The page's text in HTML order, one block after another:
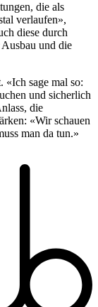
die als
verlaufen»,
diese durch
und die
«Ich sage mal so:
und sicherlich
die
«Wir schauen
man da tun.»